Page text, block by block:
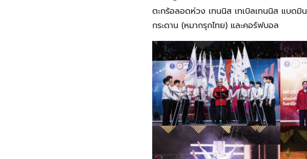
ตะกร้อลอดห่วง เทนนิส เทเบิลเทนนิส แบด
กระดาน (หมากรุกไทย) และคอร์ฟบอล